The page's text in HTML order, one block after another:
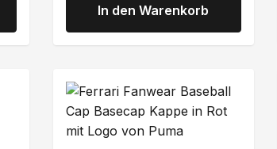
In den Warenkorb